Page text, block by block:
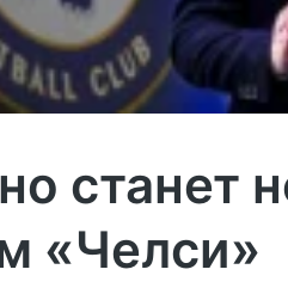
станет
«Челси»